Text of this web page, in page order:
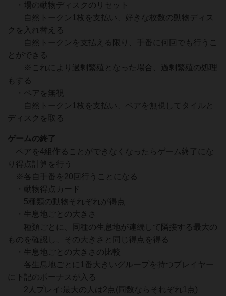
・場の動物ディスクのリセット
自然トークン1枚を支払い、好きな枚数の動物ディス
クを入れ替える
自然トークンを支払える限り、手番に何回でも行うこ
とができる
※これにより過剰繁殖となった場合、過剰繁殖の処理
もする
・ペアを無視
自然トークン1枚を支払い、ペアを無視してタイルと
ディスクを取る
ゲームの終了
ペアを4組作ることができなくなったらゲーム終了にな
り得点計算を行う
※各自手番を20回行うことになる
・動物得点カード
5種類の動物それぞれが得点
・生息地ごとの大きさ
種類ごとに、同種の生息地が連続して隣接する最大の
ものを確認し、その大きさと同じ得点を得る
・生息地ごとの大きさの比較
各生息地ごとに1番大きいグループを持つプレイヤー
に下記のボーナスが入る
2人プレイ:最大の人は2点(同数ならそれぞれ1点)